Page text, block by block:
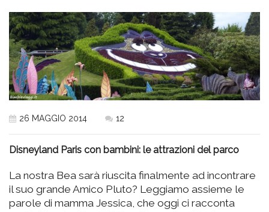
26 MAGGIO 2014 12
Disneyland Paris con bambini: le attrazioni del parco
La nostra Bea sarà riuscita finalmente ad incontrare
il suo grande Amico Pluto? Leggiamo assieme le
parole di mamma Jessica, che oggi ci racconta